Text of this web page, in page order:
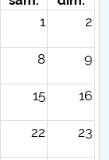
1 2
8 9
15 16
22 23